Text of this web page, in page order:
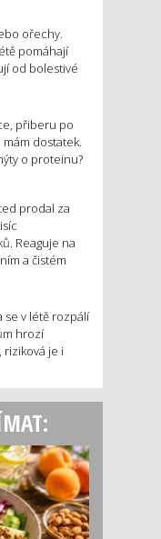
ořechy.
pomáhají
od bolestivé
přiberu po
mám dostatek.
o proteinu?
prodal za
Reaguje na
a čistém
se v létě rozpálí
hrozí
je i